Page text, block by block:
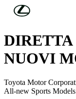
Skip to Main Content
SAVE THE DATE:
NUOVI
Toyota Motor
All-new Sports